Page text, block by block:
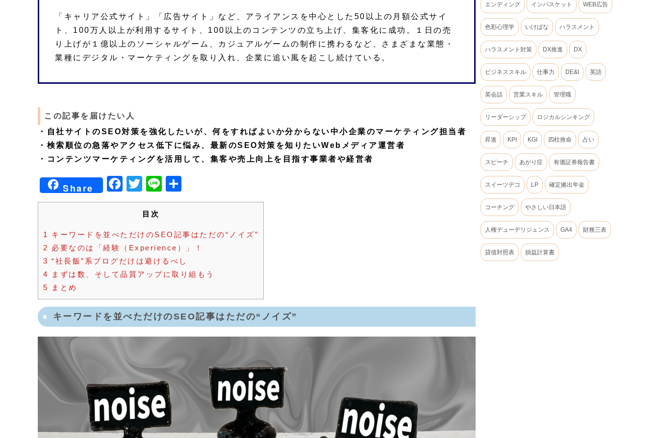
「キャリア公式サイト」「広告サイト」など、アライアンスを中心とした50以上の月額公式サイ
ト、100万人以上が利用するサイト、100以上のコンテンツの立ち上げ、集客化に成功。１日の売
り上げが１億以上のソーシャルゲーム、カジュアルゲームの制作に携わるなど、さまざまな業態・
業種にデジタル・マーケティングを取り入れ、企業に追い風を起こし続けている。
この記事を届けたい人
・自社サイトのSEO対策を強化したいが、何をすればよいか分からない中小企業のマーケティング担当者
・検索順位の急落やアクセス低下に悩み、最新のSEO対策を知りたいWebメディア運営者
・コンテンツマーケティングを活用して、集客や売上向上を目指す事業者や経営者
Share Facebook
Twitter
Line
有
目次
1
キーワードを並べただけのSEO記事はただの“ノイズ”
2 必要なのは「経験（Experience）」！
3 “社長飯”系ブログだけは避けるべし
4
まずは数、そして品質アップに取り組もう
5
まとめ
キーワードを並べただけのSEO記事はただの“ノイズ”
エンディング インバスケット WEB広告
色彩心理学 いけばな ハラスメント
ハラスメント対策 DX推進 DX
ビジネススキル 仕事力 DE&I 英語
英会話 営業スキル 管理職
リーダーシップ ロジカルシンキング
昇進 KPI KGI 四柱推命 占い
スピーチ あがり症 有価証券報告書
スイーツデコ LP 確定拠出年金
コーチング やさしい日本語
人権デューデリジェンス GA4 財務三表
貸借対照表 損益計算書